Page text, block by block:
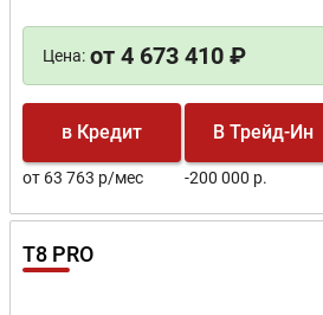
Цена: от 4 673 410 ₽
в Кредит
от 63 763 р/мес
В Трейд-Ин
-200 000 р.
T8 PRO